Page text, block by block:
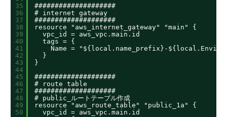
35
36
37
38
39
40
41
42
43
44
45
46
47
48
49
50
####################
# internet gateway
####################
resource "aws_internet_gateway" "main" {
vpc_id = aws_vpc.main.id
tags = {
Name = "${local.name_prefix}-
}
}
####################
# route table
####################
# public_ルートテーブル作成
resource "aws_route_table" "public_1a" {
vpc_id = aws_vpc.main.id